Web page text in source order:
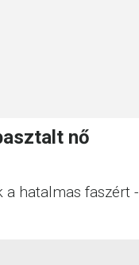
nő
a hatalmas faszért -